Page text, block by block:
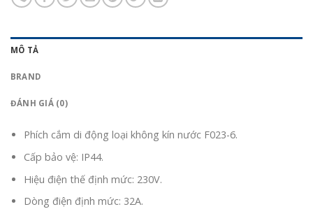
MÔ TẢ
BRAND
ĐÁNH GIÁ (0)
Phích cắm di động loại không kín nước F023-6.
Cấp bảo vệ: IP44.
Hiệu điện thế định mức: 230V.
Dòng điện định mức: 32A.